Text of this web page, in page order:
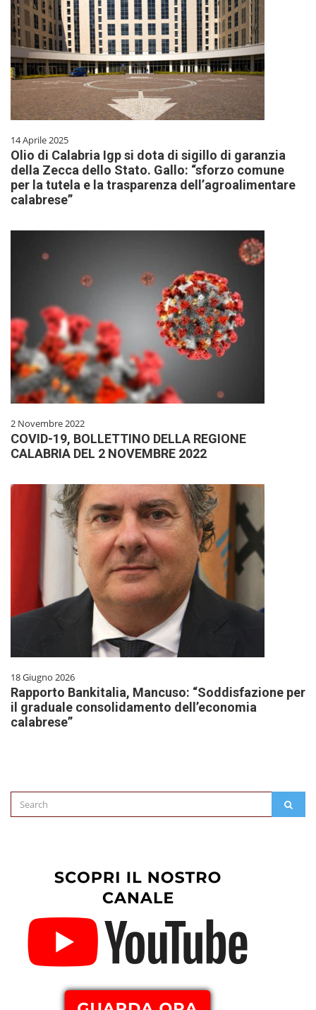
14 Aprile 2025
Olio di Calabria Igp si dota di sigillo di garanzia
della Zecca dello Stato. Gallo: “sforzo comune
per la tutela e la trasparenza dell’agroalimentare
calabrese”
2 Novembre 2022
COVID-19, BOLLETTINO DELLA REGIONE
CALABRIA DEL 2 NOVEMBRE 2022
18 Giugno 2026
Rapporto Bankitalia, Mancuso: “Soddisfazione per
il graduale consolidamento dell’economia
calabrese”
Search
for: